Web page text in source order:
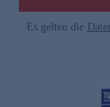
Es gelten die